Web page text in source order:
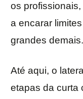
os
a encarar
grandes demais.
Até aqui, o
etapas da curta